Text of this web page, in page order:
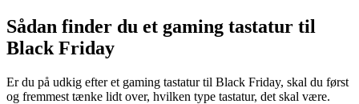
Sådan finder du et gaming tastatur til
Black Friday
Er du på udkig efter et gaming tastatur til Black Friday, skal du først
og fremmest tænke lidt over, hvilken type tastatur, det skal være.